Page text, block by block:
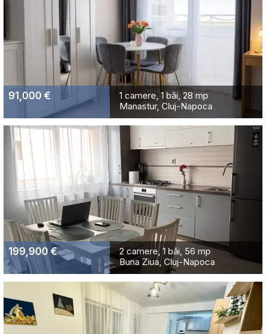
91,000 € 1 camere 1 băi 28 mp
Manastur, Cluj-Napoca
199,900 € 2 camere 1 băi 56 mp
Buna Ziua, Cluj-Napoca